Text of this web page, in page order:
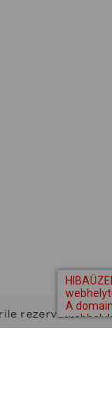
rezervate.
| E-mail: